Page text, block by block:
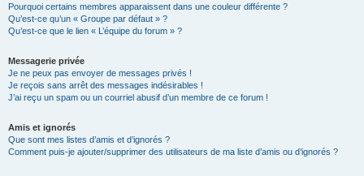
Pourquoi certains membres apparaissent dans une couleur différente ?
Qu’est-ce qu’un « Groupe par défaut » ?
Qu’est-ce que le lien « L’équipe du forum » ?
Messagerie privée
Je ne peux pas envoyer de messages privés !
Je reçois sans arrêt des messages indésirables !
J’ai reçu un spam ou un courriel abusif d’un membre de ce forum !
Amis et ignorés
Que sont mes listes d’amis et d’ignorés ?
Comment puis-je ajouter/supprimer des utilisateurs de ma liste d’amis ou d’ignorés ?